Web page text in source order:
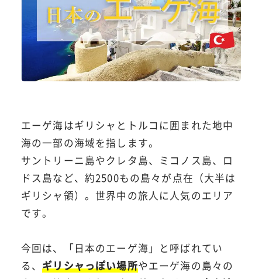
エーゲ海はギリシャとトルコに囲まれた地中
海の一部の海域を指します。
サントリーニ島やクレタ島、ミコノス島、ロ
ドス島など、約2500もの島々が点在（大半は
ギリシャ領）。世界中の旅人に人気のエリア
です。
今回は、「日本のエーゲ海」と呼ばれてい
る、ギリシャっぽい場所やエーゲ海の島々の